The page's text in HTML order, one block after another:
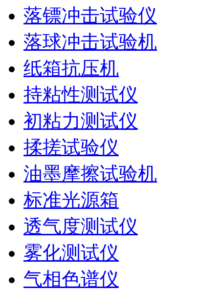
落镖冲击试验仪
落球冲击试验机
纸箱抗压机
持粘性测试仪
初粘力测试仪
揉搓试验仪
油墨摩擦试验机
标准光源箱
透气度测试仪
雾化测试仪
气相色谱仪